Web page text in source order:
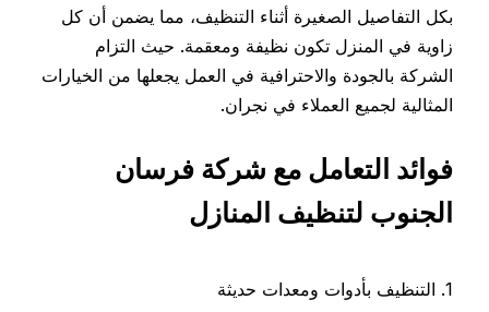
بكل التفاصيل الصغيرة أثناء التنظيف، مما يضمن أن كل
زاوية في المنزل تكون نظيفة ومعقمة. حيث التزام
الشركة بالجودة والاحترافية في العمل يجعلها من الخيارات
المثالية لجميع العملاء في نجران.
فوائد التعامل مع شركة فرسان
الجنوب لتنظيف المنازل